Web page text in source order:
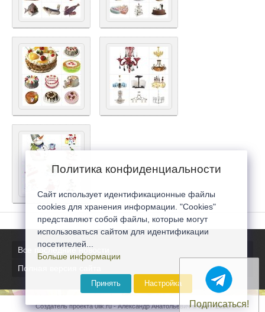
Все последние новости
Полная версия сайта
Создатель проекта 0lik.ru - Александр Анатольевич © 2007-2026
Подписаться!
Политика конфиденциальности
Сайт использует идентификационные файлы
cookies для хранения информации. "Cookies"
представляют собой файлы, которые могут
использоваться сайтом для идентификации
посетителей...
Больше информации
Принять Настройка